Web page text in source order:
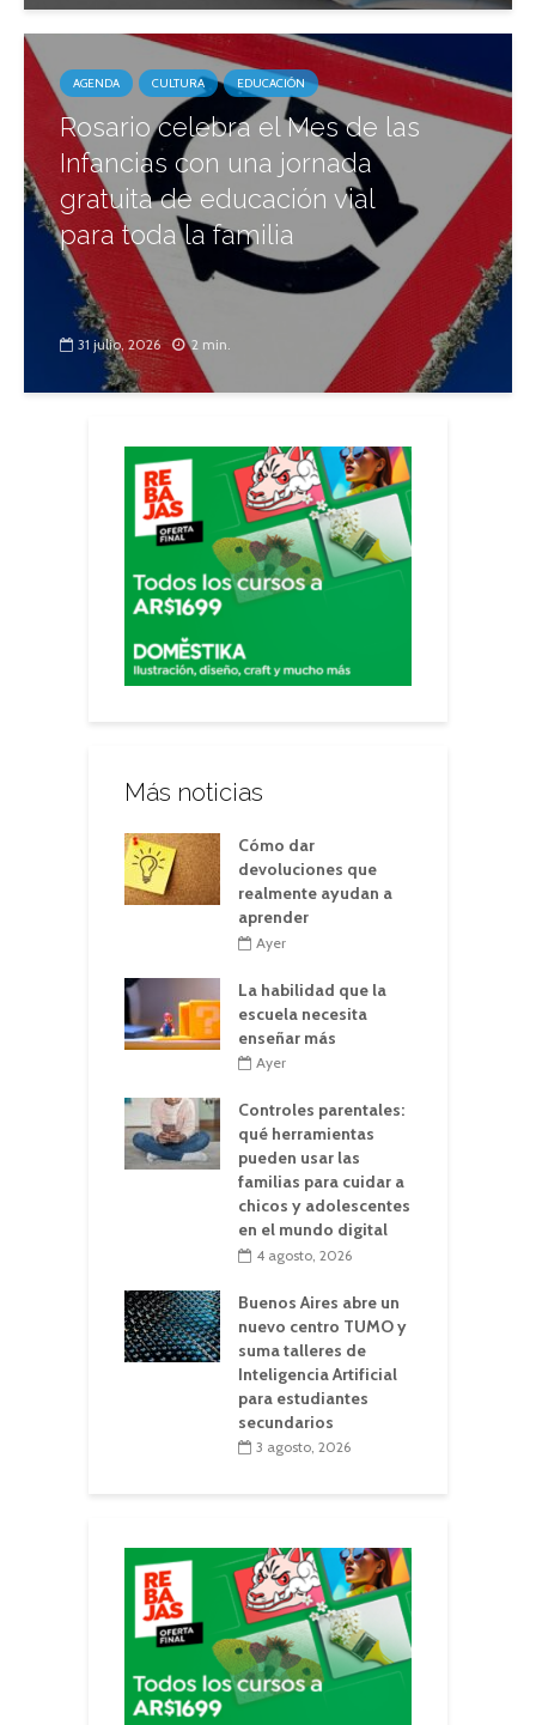
AGENDA CULTURA EDUCACIÓN
Rosario celebra el Mes de las
Infancias con una jornada
gratuita de educación vial
para toda la familia
31 julio, 2026 2 min.
Más noticias
Cómo dar
devoluciones que
realmente ayudan a
aprender
Ayer
La habilidad que la
escuela necesita
enseñar más
Ayer
Controles parentales:
qué herramientas
pueden usar las
familias para cuidar a
chicos y adolescentes
en el mundo digital
4 agosto, 2026
Buenos Aires abre un
nuevo centro TUMO y
suma talleres de
Inteligencia Artificial
para estudiantes
secundarios
3 agosto, 2026